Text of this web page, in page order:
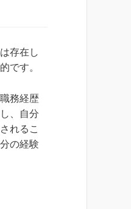
存在し
です。
務経歴
、自分
れるこ
の経験